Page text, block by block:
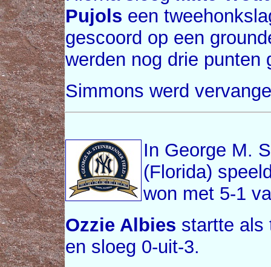
Pujols een
gescoord op een
werden nog drie punten
Simmons werd
In George M.
(Florida)
won met 5-1
Ozzie Albies startte als
en sloeg 0-uit-3.